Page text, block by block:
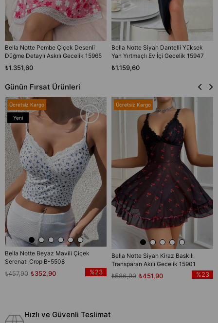
Bella Notte Pembe Çiçek Desenli
Düğme Detaylı Askılı Gecelik 15965
₺1.351,60
Bella Notte Siyah Dantelli Yüksek
Yan Yırtmaçlı Ev İçi Gecelik 15947
₺1.159,60
Günün Fırsat Ürünleri
Bella Notte Beyaz Mavili Çiçek
Serenatı Crop B-5508
₺352,90
₺457,90 %23
Ücretsiz Kargo
Yeni
Bella Notte Siyah Kiraz Baskılı
Transparan Akılı Gecelik 15901
₺451,90
₺586,90 %23
Ücretsiz Kargo
Hızlı ve Güvenli Teslimat